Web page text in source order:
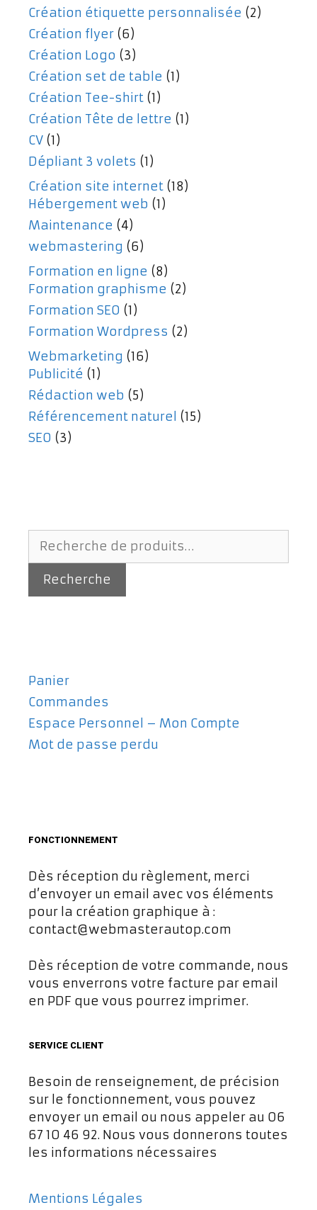
Création étiquette personnalisée (2)
Création flyer (6)
Création Logo (3)
Création set de table (1)
Création Tee-shirt (1)
Création Tête de lettre (1)
CV (1)
Dépliant 3 volets (1)
Création site internet (18)
Hébergement web (1)
Maintenance (4)
webmastering (6)
Formation en ligne (8)
Formation graphisme (2)
Formation SEO (1)
Formation Wordpress (2)
Webmarketing (16)
Publicité (1)
Rédaction web (5)
Référencement naturel (15)
SEO (3)
Recherche
pour :
Recherche
Panier
Commandes
Espace Personnel – Mon Compte
Mot de passe perdu
FONCTIONNEMENT
Dès réception du règlement, merci
d’envoyer un email avec vos éléments
pour la création graphique à :
contact@webmasterautop.com
Dès réception de votre commande, nous
vous enverrons votre facture par email
en PDF que vous pourrez imprimer.
SERVICE CLIENT
Besoin de renseignement, de précision
sur le fonctionnement, vous pouvez
envoyer un email ou nous appeler au 06
67 10 46 92. Nous vous donnerons toutes
les informations nécessaires
Mentions Légales